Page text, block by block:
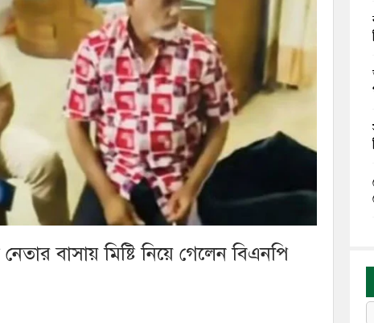
বাসায় মিষ্টি নিয়ে গেলেন বিএনপি